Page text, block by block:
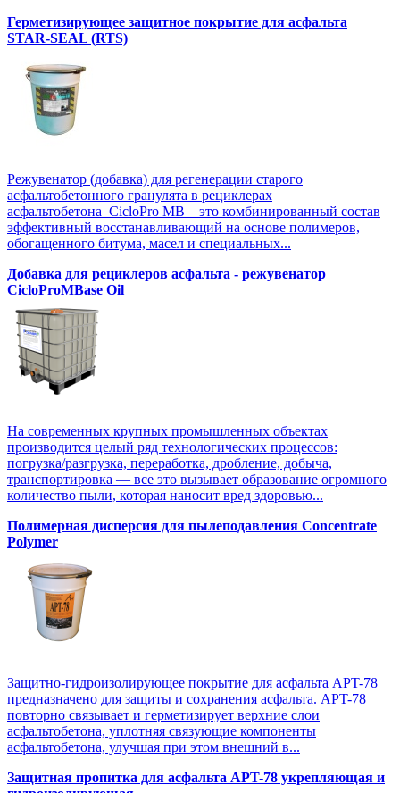
Герметизирующее защитное покрытие для асфальта
STAR-SEAL (RTS)
Режувенатор (добавка) для регенерации старого
асфальтобетонного гранулята в рециклерах
асфальтобетона CicloPro MB – это комбинированный состав
эффективный восстанавливающий на основе полимеров,
обогащенного битума, масел и специальных...
Добавка для рециклеров асфальта - режувенатор
CicloProMBase Oil
На современных крупных промышленных объектах
производится целый ряд технологических процессов:
погрузка/разгрузка, переработка, дробление, добыча,
транспортировка — все это вызывает образование огромного
количество пыли, которая наносит вред здоровью...
Полимерная дисперсия для пылеподавления Concentrate
Polymer
Защитно-гидроизолирующее покрытие для асфальта APT-78
предназначено для защиты и сохранения асфальта. APT-78
повторно связывает и герметизирует верхние слои
асфальтобетона, уплотняя связующие компоненты
асфальтобетона, улучшая при этом внешний в...
Защитная пропитка для асфальта APT-78 укрепляющая и